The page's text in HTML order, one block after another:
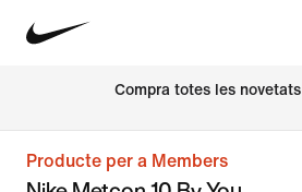
Compra totes les novetats
Producte per a Members